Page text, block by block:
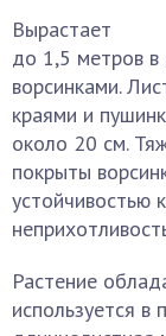
Вырастает
до 1,5 метров
ворсинками.
краями и
около 20 см.
покрыты
устойчивостью
Растение
используется